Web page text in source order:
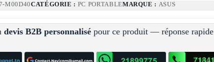
M00D40CATÉGORIE : PC PORTABLEMARQUE : ASUS
devis B2B personnalisé pour ce produit — réponse rapide